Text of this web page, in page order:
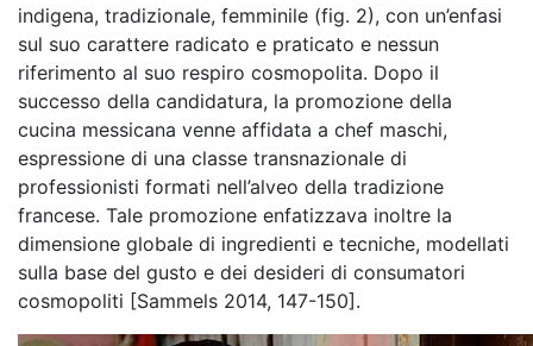
indigena, tradizionale, femminile (fig. 2), con un’enfasi
sul suo carattere radicato e praticato e nessun
riferimento al suo respiro cosmopolita. Dopo il
successo della candidatura, la promozione della
cucina messicana venne affidata a chef maschi,
espressione di una classe transnazionale di
professionisti formati nell’alveo della tradizione
francese. Tale promozione enfatizzava inoltre la
dimensione globale di ingredienti e tecniche, modellati
sulla base del gusto e dei desideri di consumatori
cosmopoliti [Sammels 2014, 147-150].